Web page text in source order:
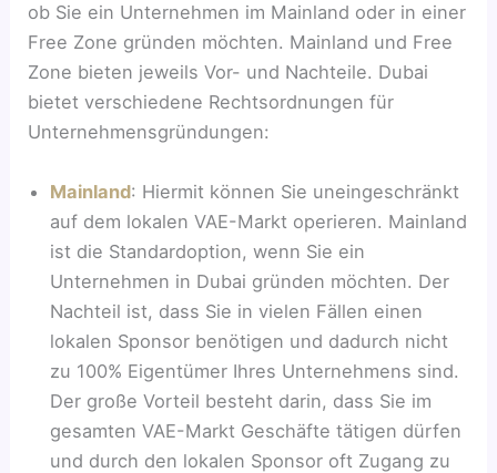
ob Sie ein Unternehmen im Mainland oder in einer
Free Zone gründen möchten. Mainland und Free
Zone bieten jeweils Vor- und Nachteile. Dubai
bietet verschiedene Rechtsordnungen für
Unternehmensgründungen:
Mainland: Hiermit können Sie uneingeschränkt
auf dem lokalen VAE-Markt operieren. Mainland
ist die Standardoption, wenn Sie ein
Unternehmen in Dubai gründen möchten. Der
Nachteil ist, dass Sie in vielen Fällen einen
lokalen Sponsor benötigen und dadurch nicht
zu 100% Eigentümer Ihres Unternehmens sind.
Der große Vorteil besteht darin, dass Sie im
gesamten VAE-Markt Geschäfte tätigen dürfen
und durch den lokalen Sponsor oft Zugang zu